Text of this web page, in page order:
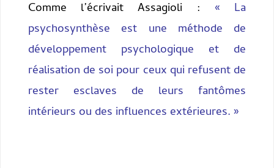
Comme l’écrivait Assagioli :« La
psychosynthèse est une méthode de
développement psychologique et de
réalisation de soi pour ceux qui refusent de
rester esclaves de leurs fantômes
intérieurs ou des influences extérieures. »